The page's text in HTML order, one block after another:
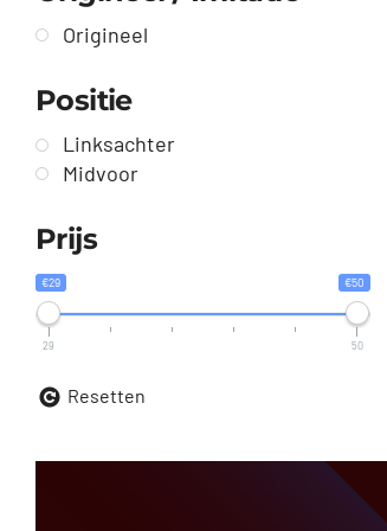
Origineel
Positie
Linksachter
Midvoor
Prijs
€29 €50
29 50
Resetten